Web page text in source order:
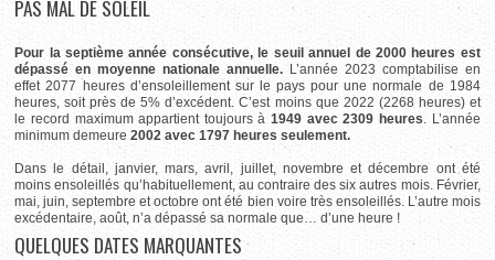
PAS MAL DE SOLEIL
Pour la septième année consécutive, le seuil annuel de 2000 heures est
dépassé en moyenne nationale annuelle. L’année 2023 comptabilise en
effet 2077 heures d’ensoleillement sur le pays pour une normale de 1984
heures, soit près de 5% d’excédent. C’est moins que 2022 (2268 heures) et
le record maximum appartient toujours à 1949 avec 2309 heures. L’année
minimum demeure 2002 avec 1797 heures seulement.
Dans le détail, janvier, mars, avril, juillet, novembre et décembre ont été
moins ensoleillés qu’habituellement, au contraire des six autres mois. Février,
mai, juin, septembre et octobre ont été bien voire très ensoleillés. L’autre mois
excédentaire, août, n’a dépassé sa normale que… d’une heure !
QUELQUES DATES MARQUANTES